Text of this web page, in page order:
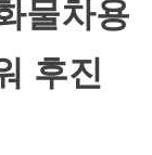
물차용
후진